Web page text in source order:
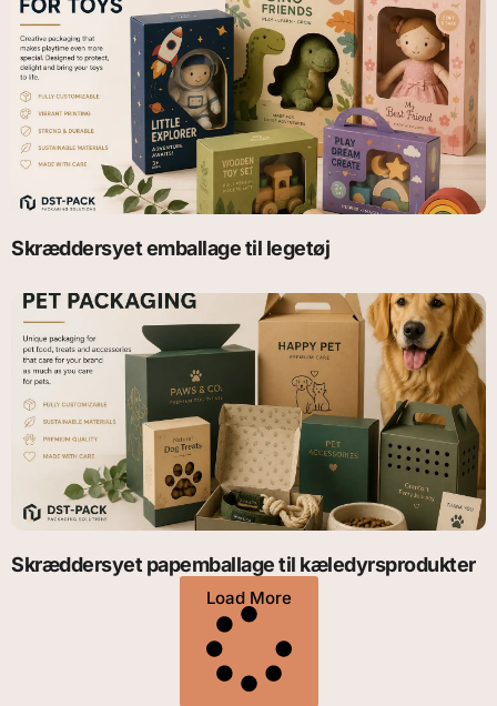
Skræddersyet emballage til legetøj
Skræddersyet papemballage til kæledyrsprodukter
Load More